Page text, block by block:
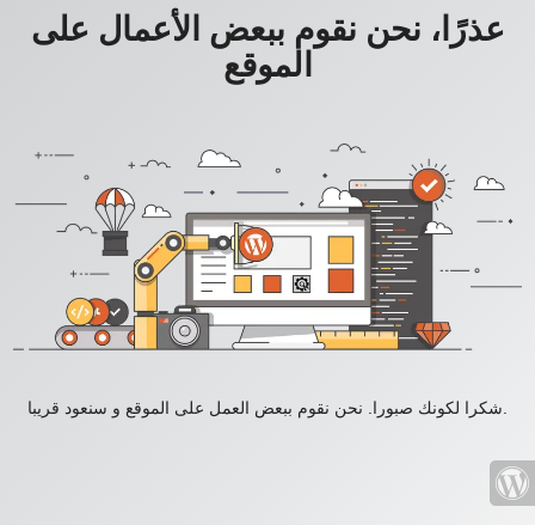
عذرًا، نحن نقوم ببعض الأعمال على
الموقع
شكرا لكونك صبورا. نحن نقوم ببعض العمل على الموقع و سنعود قريبا.